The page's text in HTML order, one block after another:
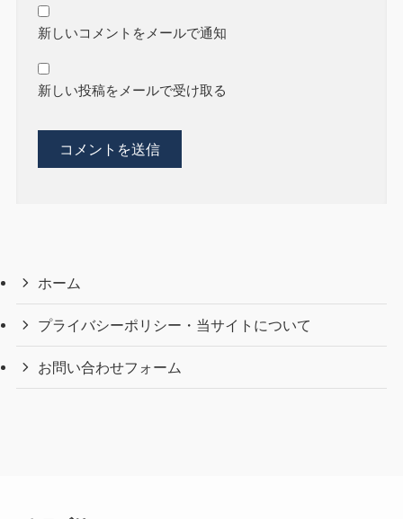
新しいコメントをメールで通知
新しい投稿をメールで受け取る
ホーム
プライバシーポリシー・当サイトについて
お問い合わせフォーム